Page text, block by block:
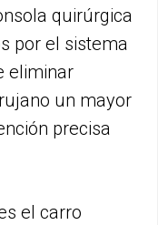
quirúrgica
por el sistema
eliminar
un mayor
precisa
el carro